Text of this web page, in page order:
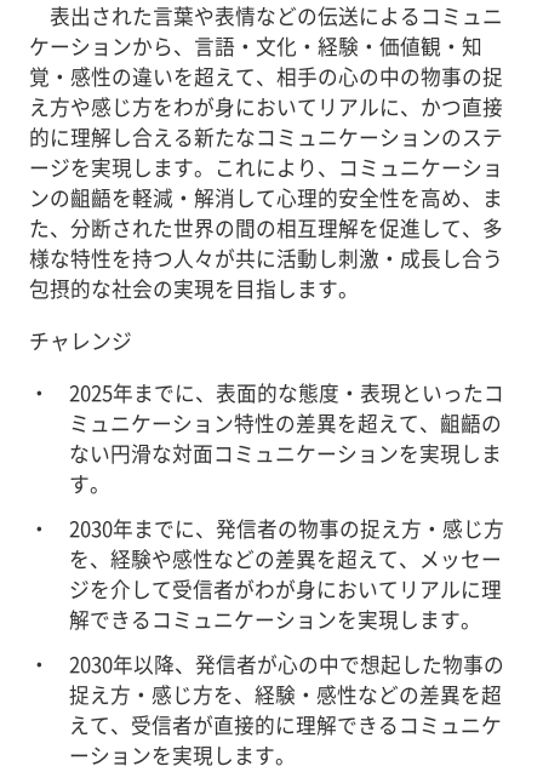
表出された言葉や表情などの伝送によるコミュニ
ケーションから、言語・文化・経験・価値観・知
覚・感性の違いを超えて、相手の心の中の物事の捉
え方や感じ方をわが身においてリアルに、かつ直接
的に理解し合える新たなコミュニケーションのステ
ージを実現します。これにより、コミュニケーショ
ンの齟齬を軽減・解消して心理的安全性を高め、ま
た、分断された世界の間の相互理解を促進して、多
様な特性を持つ人々が共に活動し刺激・成長し合う
包摂的な社会の実現を目指します。
チャレンジ
2025年までに、表面的な態度・表現といったコ
ミュニケーション特性の差異を超えて、齟齬の
ない円滑な対面コミュニケーションを実現しま
す。
2030年までに、発信者の物事の捉え方・感じ方
を、経験や感性などの差異を超えて、メッセー
ジを介して受信者がわが身においてリアルに理
解できるコミュニケーションを実現します。
2030年以降、発信者が心の中で想起した物事の
捉え方・感じ方を、経験・感性などの差異を超
えて、受信者が直接的に理解できるコミュニケ
ーションを実現します。